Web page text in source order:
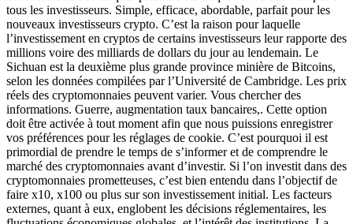
tous les investisseurs. Simple, efficace, abordable, parfait pour les
nouveaux investisseurs crypto. C’est la raison pour laquelle
l’investissement en cryptos de certains investisseurs leur rapporte des
millions voire des milliards de dollars du jour au lendemain. Le
Sichuan est la deuxième plus grande province minière de Bitcoins,
selon les données compilées par l’Université de Cambridge. Les prix
réels des cryptomonnaies peuvent varier. Vous chercher des
informations. Guerre, augmentation taux bancaires,. Cette option
doit être activée à tout moment afin que nous puissions enregistrer
vos préférences pour les réglages de cookie. C’est pourquoi il est
primordial de prendre le temps de s’informer et de comprendre le
marché des cryptomonnaies avant d’investir. Si l’on investit dans des
cryptomonnaies prometteuses, c’est bien entendu dans l’objectif de
faire x10, x100 ou plus sur son investissement initial. Les facteurs
externes, quant à eux, englobent les décisions réglementaires, les